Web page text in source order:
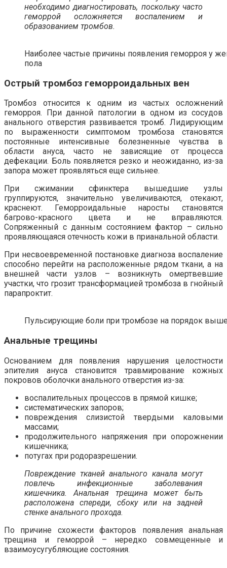
необходимо диагностировать, поскольку часто
геморрой осложняется воспалением и
образованием тромбов.
Наиболее частые причины появления геморроя у
пола
Острый тромбоз геморроидальных вен
Тромбоз относится к одним из частых осложнений
геморроя. При данной патологии в одном из сосудов
анального отверстия развивается тромб. Лидирующим
по выраженности симптомом тромбоза становятся
постоянные интенсивные болезненные чувства в
области ануса, часто не зависящие от процесса
дефекации. Боль появляется резко и неожиданно, из-за
запора может проявляться еще сильнее.
При сжимании сфинктера вышедшие узлы
группируются, значительно увеличиваются, отекают,
краснеют. Геморроидальные наросты становятся
багрово-красного цвета и не вправляются.
Сопряженный с данным состоянием фактор – сильно
проявляющаяся отечность кожи в прианальной области.
При несвоевременной постановке диагноза воспаление
способно перейти на расположенные рядом ткани, а на
внешней части узлов – возникнуть омертвевшие
участки, что грозит трансформацией тромбоза в гнойный
парапроктит.
Пульсирующие боли при тромбозе на порядок
Анальные трещины
Основанием для появления нарушения целостности
эпителия ануса становится травмирование кожных
покровов оболочки анального отверстия из-за:
воспалительных процессов в прямой кишке;
систематических запоров;
повреждения слизистой твердыми каловыми
массами;
продолжительного напряжения при опорожнении
кишечника;
потугах при родоразрешении.
Повреждение тканей анального канала могут
повлечь инфекционные заболевания
кишечника. Анальная трещина может быть
расположена спереди, сбоку или на задней
стенке анального прохода.
По причине схожести факторов появления анальная
трещина и геморрой – нередко совмещенные и
взаимоусугубляющие состояния.